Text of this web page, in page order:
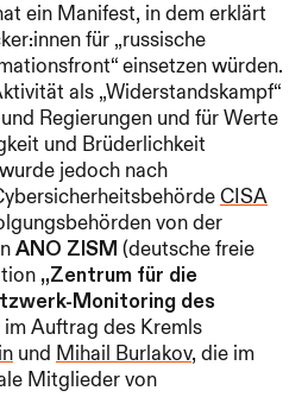
ein Manifest, in dem erklärt
für „russische
einsetzen würden.
als „Widerstandskampf“
Regierungen und für Werte
und Brüderlichkeit
jedoch nach
CISA
von der
ANO ZISM (deutsche freie
„Zentrum für die
Monitoring des
im Auftrag des Kremls
und Mihail Burlakov, die im
Mitglieder von